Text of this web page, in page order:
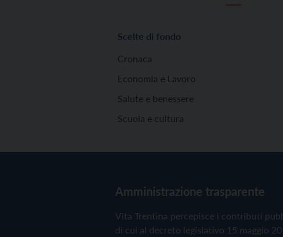
Scelte di fondo
Cronaca
Economia e Lavoro
Salute e benessere
Scuola e cultura
Amministrazione trasparente
Vita Trentina percepisce i contributi
di cui al decreto legislativo 15 maggio